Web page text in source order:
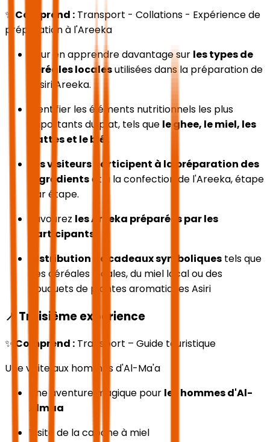
✨ Comprend : Transport - Collations - Expérience de
préparation à l'Areeka
Pour en apprendre davantage sur les types de
céréales localesutilisées dans la préparation de
l'Asiri Areeka.
Identifier les éléments nutritionnels les plus
importants du plat, tels que le ghee, le miel, les
dattes et le blé .
Les visiteurs participent à la préparation des
ingrédientset à la confection de l'Areeka, étape
par étape.
Savourez les Areeka préparées par les
participants
Distribution de cadeaux symboliques tels que
des céréales locales, du miel local ou des
bouquets de plantes aromatiques Asiri
📍 Troisième expérience
✨ Comprend : Transport – Guide touristique
Une visite aux hommes d'Al-Ma'a
Une aventure magique pour les hommes d'Al-
Almaa
Visite de la cabane à miel